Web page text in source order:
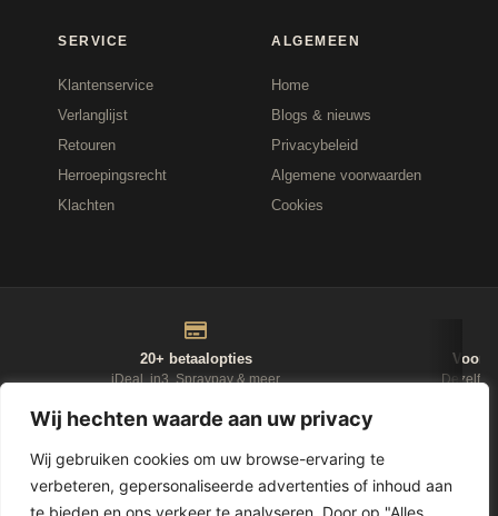
Wij hechten waarde aan uw privacy
Wij gebruiken cookies om uw browse-ervaring te
verbeteren, gepersonaliseerde advertenties of inhoud aan
te bieden en ons verkeer te analyseren. Door op "Alles
SERVICE
Klantenservice
Verlanglijst
Retouren
Herroepingsrecht
Klachten
ALGEMEEN
Home
Blogs & nieuws
Privacybeleid
Algemene voorwaarden
Cookies
20+ betaalopties
iDeal, in3, Spraypay & meer
Voor
NIEUWSBRIEF